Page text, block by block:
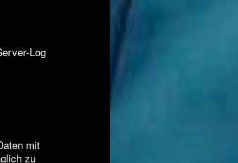
Log
mit
zu